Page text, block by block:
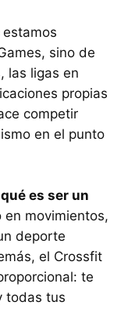
estamos
sino de
las ligas en
propias
competir
en el punto
es ser un
movimientos,
deporte
el Crossfit
te
todas tus